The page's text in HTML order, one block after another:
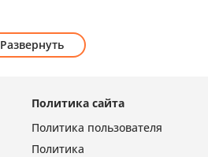
Развернуть
Политика сайта
Политика пользователя
Политика